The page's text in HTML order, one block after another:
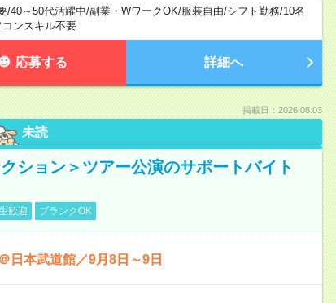
/40～50代活躍中/副業・WワークOK/服装自由/シフト勤務/10名
ンスキル不要
応募する 詳細へ
掲載日：2026.08.03
未読
ション＞ツアー公演のサポートバイト
歓迎 ブランクOK
日本武道館／9月8日～9日